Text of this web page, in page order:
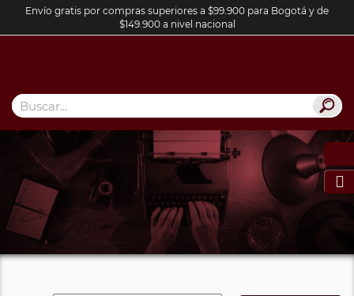
Envío gratis por compras superiores a $99.900 para Bogotá y de
$149.900 a nivel nacional
